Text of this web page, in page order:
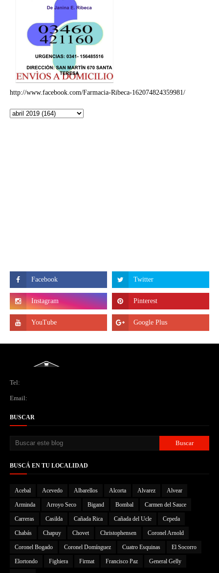
http://www.facebook.com/Farmacia-Ribeca-162074824359981/
Tel:
Email:
BUSCAR
BUSCÁ EN TU LOCALIDAD
Acebal Acevedo Albarellos Alcorta Alvarez Alvear
Arminda Arroyo Seco Bigand Bombal Carmen del Sauce
Carreras Casilda Cañada Rica Cañada del Ucle Cepeda
Chabás Chapuy Chovet Christophensen Coronel Arnold
Coronel Bogado Coronel Domínguez Cuatro Esquinas El Socorro
Elortondo Fighiera Firmat Francisco Paz General Gelly